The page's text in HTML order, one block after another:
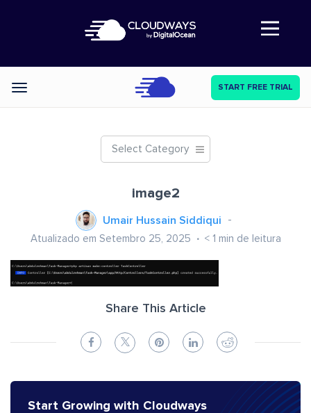
Abre a navegação
Categories START FREE TRIAL
Select Category
image2
Umair Hussain Siddiqui
Atualizado em Setembro 25, 2025 < 1 min de leitura
Share This Article
Start Growing with Cloudways